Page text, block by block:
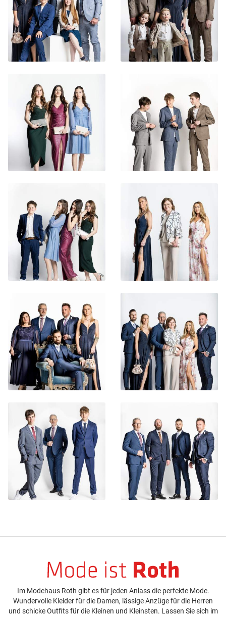
Im Modehaus Roth gibt es für jeden Anlass die perfekte Mode.
Wundervolle Kleider für die Damen, lässige Anzüge für die Herren
und schicke Outfits für die Kleinen und Kleinsten. Lassen Sie sich im